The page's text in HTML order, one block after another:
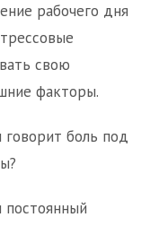
рабочего дня
свою
факторы.
боль под
постоянный